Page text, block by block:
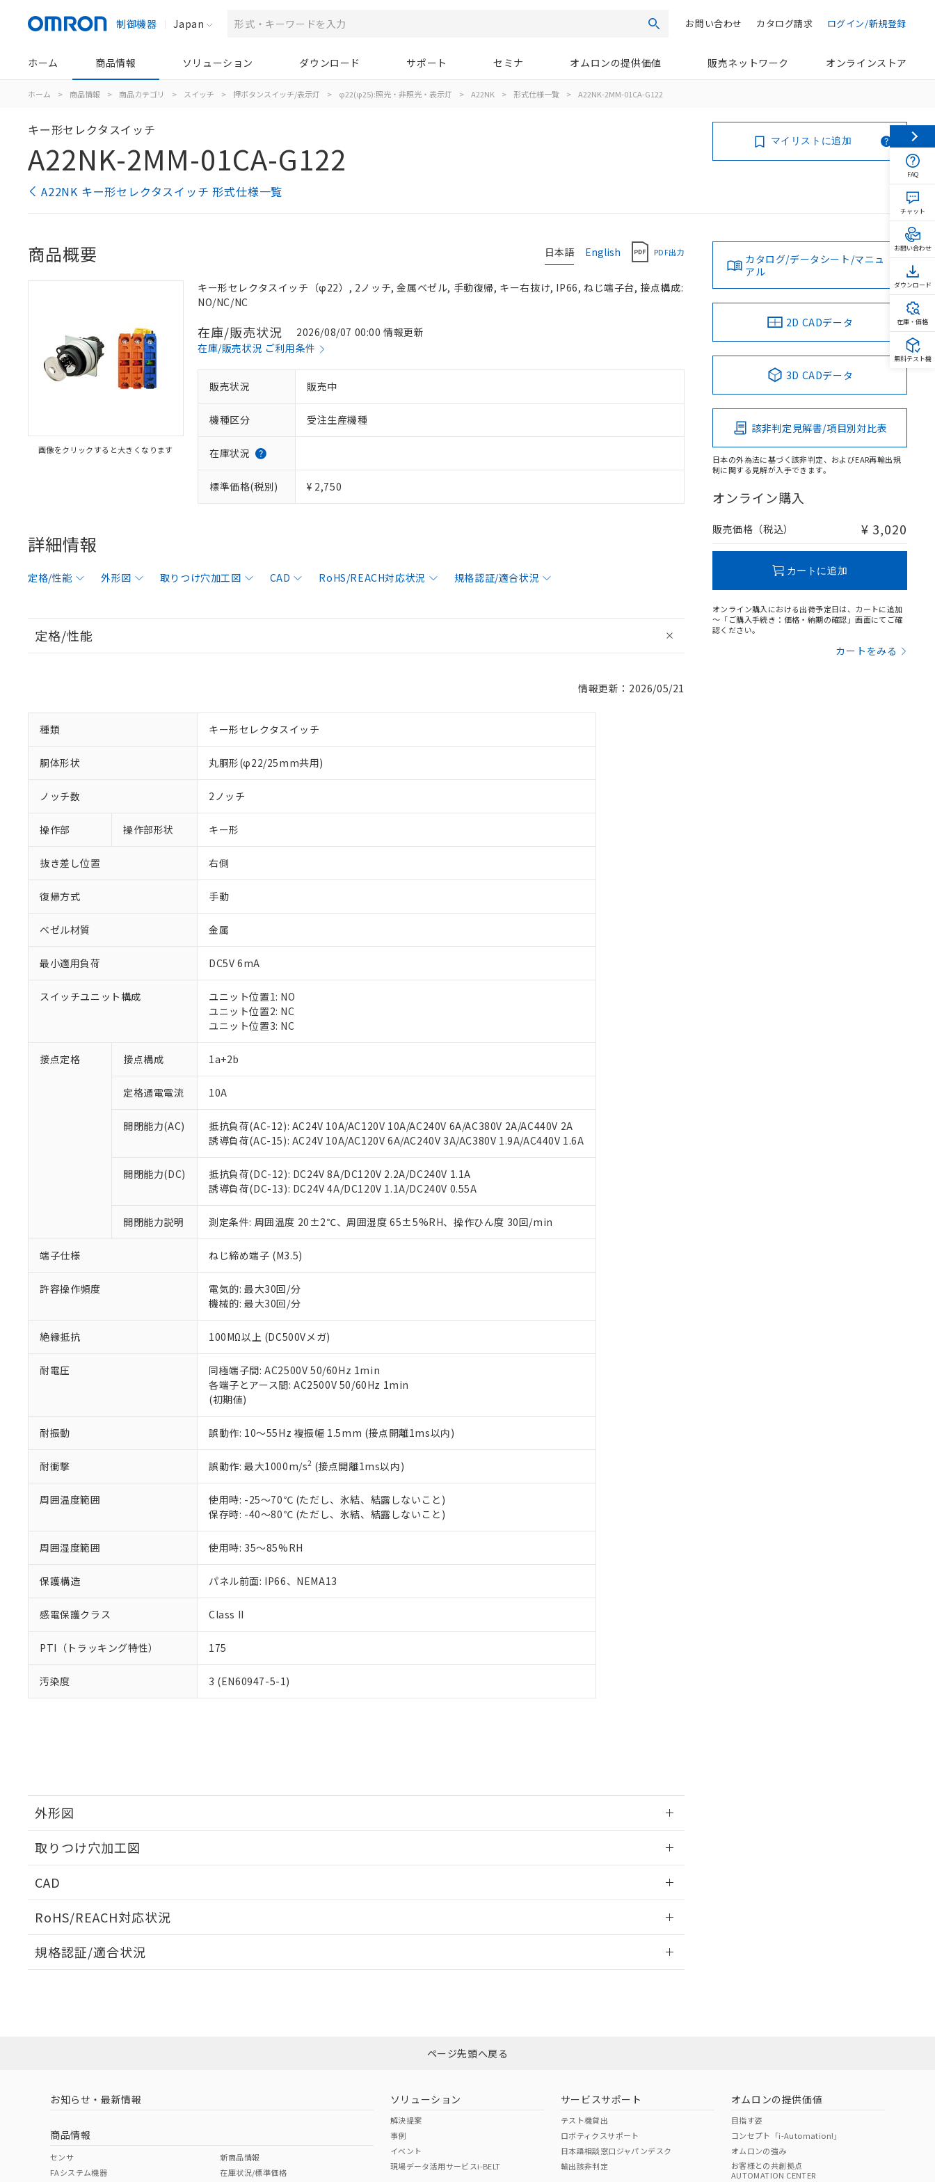
制御機器 Japan 検索 ログイン/新規登録
カタログ請求
お問い合わせ
ホーム 商品情報 ソリューション ダウンロード サポート セミナ オムロンの提供価値 販売ネットワーク オンラインストア
ホーム > 商品情報 > 商品カテゴリ > スイッチ > 押ボタンスイッチ/表示灯 > φ22(φ25):照光・非照光・表示灯 > A22NK > 形式仕様一覧 > A22NK-2MM-01CA-G122
キー形セレクタスイッチ
A22NK-2MM-01CA-G122
A22NK キー形セレクタスイッチ 形式仕様一覧
マイリストに追加
日本語 English PDF出力
商品概要
画像をクリックすると大きくなります
キー形セレクタスイッチ（φ22）, 2ノッチ, 金属ベゼル, 手動復帰, キー右抜け, IP66, ねじ端子台, 接点構成:
NO/NC/NC
在庫/販売状況
2026/08/07 00:00 情報更新
在庫/販売状況 ご利用条件
販売状況 販売中
機種区分 受注生産機種
在庫状況
標準価格(税別) ¥ 2,750
詳細情報
定格/性能 外形図 取りつけ穴加工図 CAD RoHS/REACH対応状況 規格認証/適合状況
定格/性能
情報更新：2026/05/21
種類 キー形セレクタスイッチ
胴体形状 丸胴形(φ22/25mm共用)
ノッチ数 2ノッチ
操作部 操作部形状 キー形
抜き差し位置 右側
復帰方式 手動
ベゼル材質 金属
最小適用負荷 DC5V 6mA
スイッチユニット構成
ユニット位置1: NO
ユニット位置2: NC
ユニット位置3: NC
接点定格 接点構成 1a+2b
定格通電電流 10A
開閉能力(AC)
抵抗負荷(AC-12): AC24V 10A/AC120V 10A/AC240V 6A/AC380V 2A/AC440V 2A
誘導負荷(AC-15): AC24V 10A/AC120V 6A/AC240V 3A/AC380V 1.9A/AC440V 1.6A
開閉能力(DC)
抵抗負荷(DC-12): DC24V 8A/DC120V 2.2A/DC240V 1.1A
誘導負荷(DC-13): DC24V 4A/DC120V 1.1A/DC240V 0.55A
開閉能力説明 測定条件: 周囲温度 20±2℃、周囲湿度 65±5%RH、操作ひん度 30回/min
端子仕様 ねじ締め端子 (M3.5)
許容操作頻度
電気的: 最大30回/分
機械的: 最大30回/分
絶縁抵抗 100MΩ以上 (DC500Vメガ)
耐電圧
同極端子間: AC2500V 50/60Hz 1min
各端子とアース間: AC2500V 50/60Hz 1min
(初期値)
耐振動 誤動作: 10～55Hz 複振幅 1.5mm (接点開離1ms以内)
耐衝撃 誤動作: 最大1000m/s2 (接点開離1ms以内)
周囲温度範囲
使用時: -25～70℃ (ただし、氷結、結露しないこと)
保存時: -40～80℃ (ただし、氷結、結露しないこと)
周囲湿度範囲 使用時: 35～85%RH
保護構造 パネル前面: IP66、NEMA13
感電保護クラス Class II
PTI（トラッキング特性） 175
汚染度 3 (EN60947-5-1)
外形図
取りつけ穴加工図
CAD
RoHS/REACH対応状況
EU RoHS 注意事項・凡例
ダウンロードはこちら
中国 RoHS 注意事項・凡例
中国 RoHS表
規格認証/適合状況
（イギリス
（ノルウェー
（日本
（アメリカ
カタログ/データシート/マニュ
アル
2D CADデータ
3D CADデータ
該非判定見解書/項目別対比表
日本の外為法に基づく該非判定、およびEAR再輸出規
制に関する見解が入手できます。
オンライン購入
販売価格（税込） ¥ 3,020
カートに追加
オンライン購入における出荷予定日は、カートに追加
～「ご購入手続き：価格・納期の確認」画面にてご確
認ください。
カートをみる
ご利用条件
以下の条件をお読みいただき、同意のうえご利用ください。
本サービスは、当社制御機器事業取扱商品の当社在庫状況および標準価格(税抜)を提供させていただ
くものです。
当社制御機器事業取扱商品の中には、本サービスの対象外となる商品もあることをご了承ください。
在庫状況および標準価格照会結果は、記載している更新日時点での社内データに基づき作成されるも
い。
正式な納期状況および標準価格はお客様のお取引先、またはお客様担当のオムロン制御機器販売店・
当社販売員にご相談ください。
オムロン制御機器販売店や当社販売拠点は「販売ネットワーク
」をご確認ください。
在庫状況および標準価格結果を当社の事前の承諾なく第三者に漏洩または開示しないようお願いしま
す。
ている必要があります。
お客様が当ウェブサイト上で当社にご登録された部品リストについて、当社および当社の共同利用者
さい。
※当社の共同利用者とは、"個人情報の共同利用に関して"
※1 対応状況
対応済み：EU RoHS指令（10物質）の非含有に対応した製品が提供可能な商品です。
対応予定：EU RoHS指令（10物質）の非含有に対応した製品に切り替える予定のある商品です。
非該当品：ライセンス料など無形物で、有害物質有無と関係のない商品です。
仕入先様の事情により、非含有部品としていたものが、含有品と判明した場合などやむを得ず変更すること
があります。
*EU RoHS指令（10物質）：
六価クロム(Cr(Ⅵ)) 1000ppm以下、ポリ臭化ビフェニル類(PBB) 1000ppm以下、ポリ臭化ジフェニルエーテル類(PBDE) 1000ppm以下、
フタル酸ビス(2-エチルヘキシル) (DEHP)(別名：DOP) 1000ppm以下、フタル酸ブチルベンジル（BBP） 1000ppm以下、フタル酸ジブチ
ル（DBP） 1000ppm以下、フタル酸ジイソブチル (DIBP) 1000ppm以下
但し、RoHS指令で産業用監視および制御機器に対する適用除外項目は除く。
フタル酸エステル類の４物質については閾値を超える意図的な使用がないことを確認しています。
※2 対応予定月
部品在庫の切り替え状況などにより、予定月が前後することがあります。
※3 非含有証明書ダウンロード
下記の非含有証明書をダウンロードすることができます。
EU RoHS指令（10物質）の非含有証明書
51物質の非含有証明書（当社基準）
※本証明書は発行日時点で非含有を証明するもので、過去に遡って非含有を証明するものではありません。
また、RoHS指令のフタル酸エステル類４物質の対応では、対応完了までの期間は出荷製品に未対応品が
混在することから備考欄に対応日を記載しておりました。
り割愛しております。
※1 中国RoHS○×表
「○」：最大均質材料含有率が中国RoHSの基準値以下であることを示します。
「×」：最大均質材料含有率が中国RoHSの基準値を超えていることを示します。
*中国RoHS10物質の基準値 (GB/T26572)：
Pb(鉛) :1000ppm、 Hg(水銀) : 1000ppm、 Cd(カドミウム) : 100ppm、
Cr(Ⅵ)(六価クロム) : 1000ppm、 PBBs(ポリ臭化ビフェニル類) : 1000ppm、 PBDEs(ポリ臭化ジフェニルエーテル類) : 1000ppm、
DBP(フタル酸ジブチル) : 1000ppm、 DIBP(フタル酸ジイソブチル) : 1000ppm、 BBP(フタル酸ブチルベンジル) : 1000ppm、
DEHP(フタル酸ビス(2-エチルヘキシル)) : 1000ppm
※2 環境保護使用期限
「ｅ」：有害物質（10物質）のすべてが基準値以下であることを示します。
「10」：通常の使用状況下において有害物質が外部に漏えいし、環境に深刻な影響を及ぼさない年数を意
味します。
当社は、これら貴社製品のうち、外国為替および外国貿易法に定める商品（以下｢規制貨物等」とい
う）を輸出または国外への提供する場合は、日本国政府の輸出許可(または役務取引許可)を取得する
などの必要な手続きをとります。
ます。
当社は貴社製品を、核兵器、ミサイル、化学兵器、生物兵器またはその他武器並びにこれらの製造装
当社は、貴社製品を第三者に販売する場合は、上記1、2および3の内容を当該第三者に通知します。
また当社は、販売先および販売に係わる関係者が違法に輸出するおそれがある場合は、取り引きをい
たしません。
記
号
説明
○ 一定数以上の在庫あり
△ 一定数には満たないが在庫あり
－
在庫なし(最新の在庫状況については、お客様のお取引先、またはお客様担当のオムロン制御
機器販売店・当社販売員にご確認ください)
空
白
受注生産機種、また在庫状況の情報を公開していない機種
ページ先頭へ戻る
お知らせ・最新情報
商品情報
センサ
FAシステム機器
新商品情報
在庫状況/標準価格
ソリューション
解決提案
事例
イベント
現場データ活用サービスi-BELT
サービスサポート
テスト機貸出
ロボティクスサポート
日本語相談窓口ジャパンデスク
輸出該非判定
オムロンの提供価値
目指す姿
コンセプト「i-Automation!」
オムロンの強み
お客様との共創拠点
AUTOMATION CENTER
FAQ
チャット
お問い合わせ
ダウンロード
在庫・価格
無料テスト機